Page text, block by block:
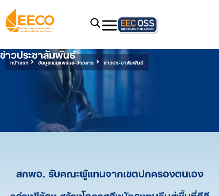
หน้าแรก ข้อมูลเผยแพร่และข่าวสาร ข่าวประชาสัมพันธ์
ข่าวประชาสัมพันธ์
สกพอ. รับคณะผู้แทนจากเขตปกครองตนเอง